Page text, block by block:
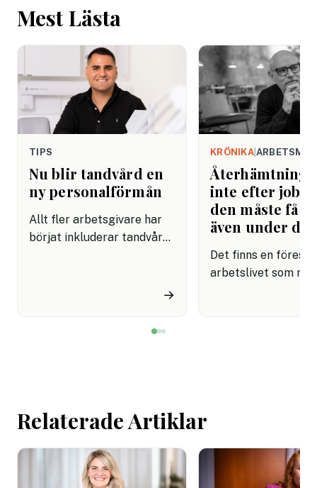
Mest Lästa
TIPS
Nu blir tandvård en
ny personalförmån
Allt fler arbetsgivare har
börjat inkluderar tandvård i
miljon svenskar uppger att
→
KRÖNIKA|
Återhämtning
inte efter
den måste få
även under
Det finns en
arbetslivet som
Relaterade Artiklar